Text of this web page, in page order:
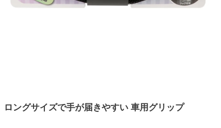
ロングサイズで手が届きやすい 車用グリップ